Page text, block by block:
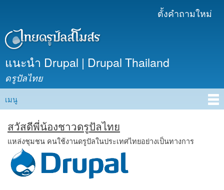
เนื้อหา
ตั้งคำถามใหม่
แนะนำ Drupal | Drupal Thailand
ดรูปัลไทย
Main menu
เมนู
สวัสดีพี่น้องชาวดรูปัลไทย
แหล่งชุมชน คนใช้งานดรูปัลในประเทศไทยอย่างเป็นทางการ